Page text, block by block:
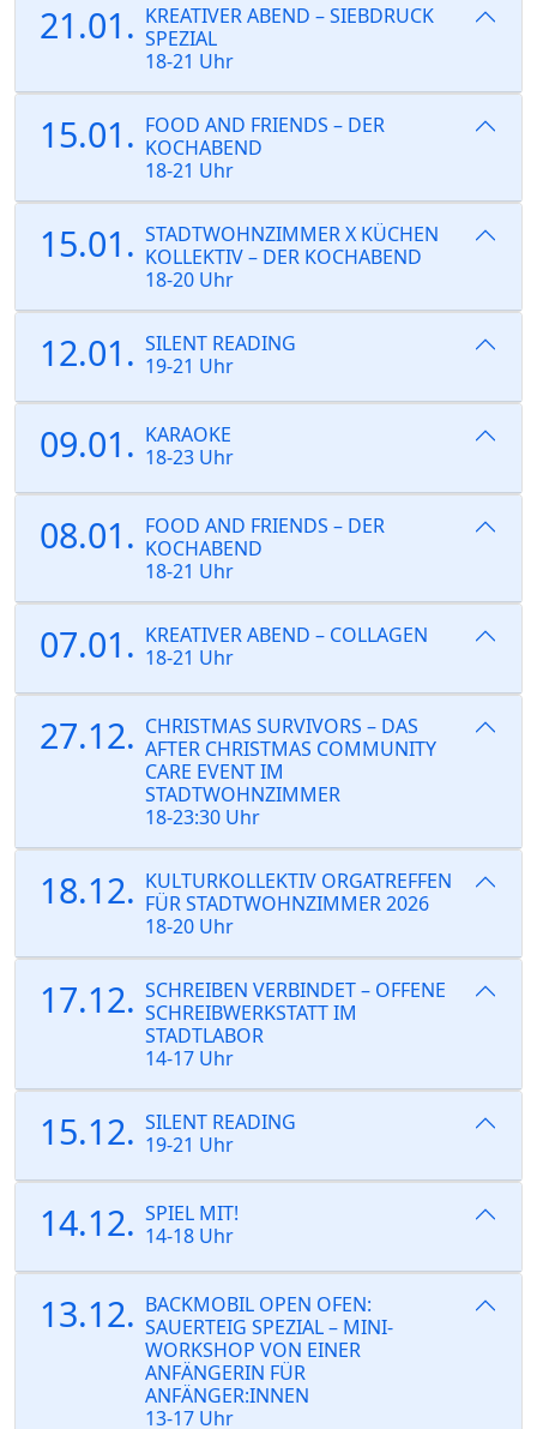
21.01. KREATIVER ABEND – SIEBDRUCK
SPEZIAL
18-21 Uhr
15.01. FOOD AND FRIENDS – DER
KOCHABEND
18-21 Uhr
15.01. STADTWOHNZIMMER X KÜCHEN
KOLLEKTIV – DER KOCHABEND
18-20 Uhr
12.01. SILENT READING
19-21 Uhr
09.01. KARAOKE
18-23 Uhr
08.01. FOOD AND FRIENDS – DER
KOCHABEND
18-21 Uhr
07.01. KREATIVER ABEND – COLLAGEN
18-21 Uhr
27.12. CHRISTMAS SURVIVORS – DAS
AFTER CHRISTMAS COMMUNITY
CARE EVENT IM
STADTWOHNZIMMER
18-23:30 Uhr
18.12. KULTURKOLLEKTIV ORGATREFFEN
FÜR STADTWOHNZIMMER 2026
18-20 Uhr
17.12. SCHREIBEN VERBINDET – OFFENE
SCHREIBWERKSTATT IM
STADTLABOR
14-17 Uhr
15.12. SILENT READING
19-21 Uhr
14.12. SPIEL MIT!
14-18 Uhr
13.12. BACKMOBIL OPEN OFEN:
SAUERTEIG SPEZIAL – MINI-
WORKSHOP VON EINER
ANFÄNGERIN FÜR
ANFÄNGER:INNEN
13-17 Uhr